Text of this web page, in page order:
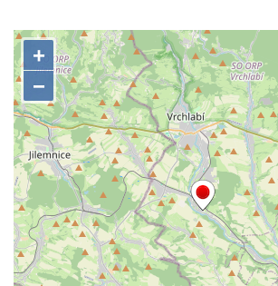
Jablonce nad Nisou
Márnice/hřbitovní kaple na hřbitově v
Rychnově u Jablonce nad Nisou
Výklenková kaple u rozcestí u domu čp. 42
v Krásné u Pěnčína
Márnice na hřbitově v Krásné u Pěnčína
Výklenková kaple naproti domu čp. 34 v
Krásné u Pěnčína
Kostel svatého Josefa v Krásné u Pěnčína
Kostel Panny Marie Pomocné s Ivanitskou